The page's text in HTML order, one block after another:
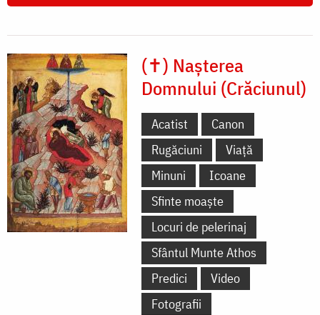
(✝) Nașterea
Domnului (Crăciunul)
Acatist
Canon
Rugăciuni
Viață
Minuni
Icoane
Sfinte moaște
Locuri de pelerinaj
Sfântul Munte Athos
Predici
Video
Fotografii